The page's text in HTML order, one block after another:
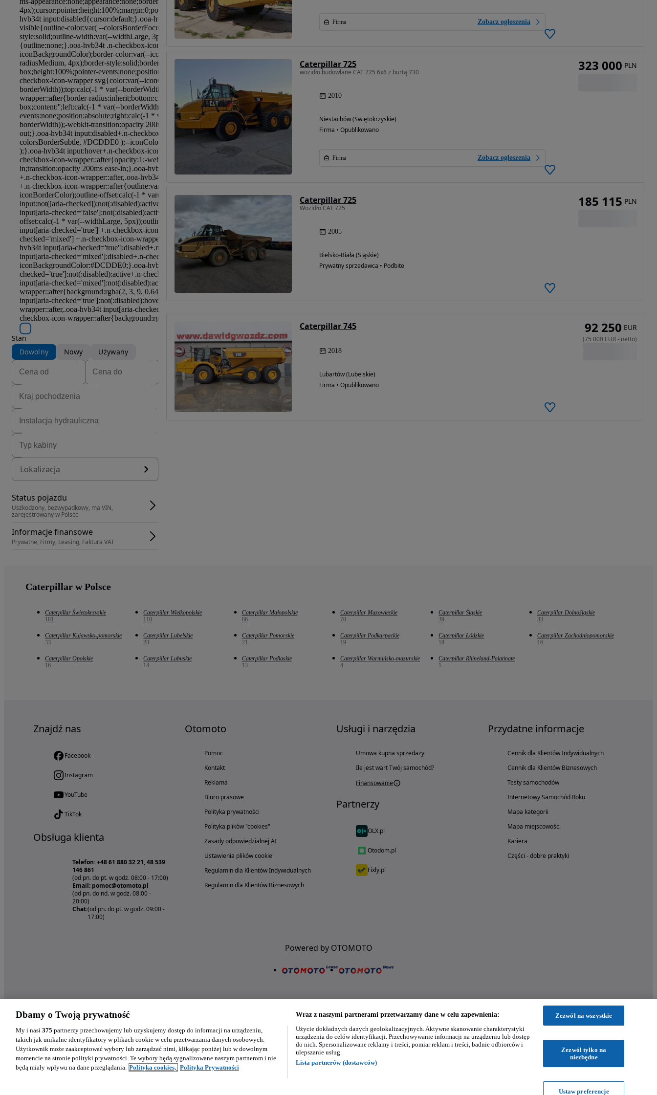
Możliwość
finansowania
Stan
Dowolny
Nowy Używany
Lokalizacja
Status pojazdu
Uszkodzony, bezwypadkowy, ma VIN,
zarejestrowany w Polsce
Informacje finansowe
Prywatne, Firmy, Leasing, Faktura VAT
Firma Zobacz ogłoszenia
Caterpillar 725
wozidło budowlane CAT 725 6x6 z burtą 730
2010
Niestachów (Świętokrzyskie)
Firma • Opublikowano
Firma Zobacz ogłoszenia
323 000 PLN
Caterpillar 725
Wozidło CAT 725
2005
Bielsko-Biała (Śląskie)
Prywatny sprzedawca • Podbite
185 115 PLN
Caterpillar 745
2018
Lubartów (Lubelskie)
Firma • Opublikowano
92 250 EUR
(75 000 EUR- netto)
Caterpillar w Polsce
Caterpillar Świętokrzyskie
181
Caterpillar Wielkopolskie
110
Caterpillar Małopolskie
86
Caterpillar Mazowieckie
70
Caterpillar Śląskie
39
Caterpillar Dolnośląskie
33
Caterpillar Kujawsko-pomorskie
33
Caterpillar Lubelskie
23
Caterpillar Pomorskie
21
Caterpillar Podkarpackie
19
Caterpillar Łódzkie
18
Caterpillar Zachodniopomorskie
16
Caterpillar Opolskie
16
Caterpillar Lubuskie
14
Caterpillar Podlaskie
13
Caterpillar Warmińsko-mazurskie
4
Caterpillar Rhineland-Palatinate
1
Znajdź nas
Facebook
Instagram
YouTube
TikTok
Obsługa klienta
Telefon: +48 61 880 32 21, 48 539
146 861
(od pn. do pt. w godz. 08:00 - 17:00)
Email: pomoc@otomoto.pl
(od pn. do nd. w godz. 08:00 -
20:00)
Chat:(od pn. do pt. w godz. 09:00 -
17:00)
Otomoto
Pomoc
Kontakt
Reklama
Biuro prasowe
Polityka prywatności
Polityka plików "cookies"
Zasady odpowiedzialnej AI
Ustawienia plików cookie
Regulamin dla Klientów Indywidualnych
Regulamin dla Klientów Biznesowych
Usługi i narzędzia
Umowa kupna sprzedaży
Ile jest wart Twój samochód?
Finansowanie
Partnerzy
OLX.pl
Otodom.pl
Fixly.pl
Przydatne informacje
Cennik dla Klientów Indywidualnych
Cennik dla Klientów Biznesowych
Testy samochodów
Internetowy Samochód Roku
Mapa kategorii
Mapa miejscowości
Kariera
Części - dobre praktyki
Powered by OTOMOTO
Nasze aplikacje w twoim telefonie
Dbamy o Twoją prywatność
My i nasi 375 partnerzy przechowujemy lub uzyskujemy dostęp do informacji na urządzeniu,
takich jak unikalne identyfikatory w plikach cookie w celu przetwarzania danych osobowych.
Użytkownik może zaakceptować wybory lub zarządzać nimi, klikając poniżej lub w dowolnym
momencie na stronie polityki prywatności. Te wybory będą sygnalizowane naszym partnerom i nie
będą miały wpływu na dane przeglądania. Polityka cookies, Polityka Prywatności
Wraz z naszymi partnerami przetwarzamy dane w celu zapewnienia:
Użycie dokładnych danych geolokalizacyjnych. Aktywne skanowanie charakterystyki
urządzenia do celów identyfikacji. Przechowywanie informacji na urządzeniu lub dostęp
do nich. Spersonalizowane reklamy i treści, pomiar reklam i treści, badnie odbiorców i
ulepszanie usług.
Lista partnerów (dostawców)
Zezwól na wszystkie
Zezwól tylko na
niezbędne
Ustaw preferencje